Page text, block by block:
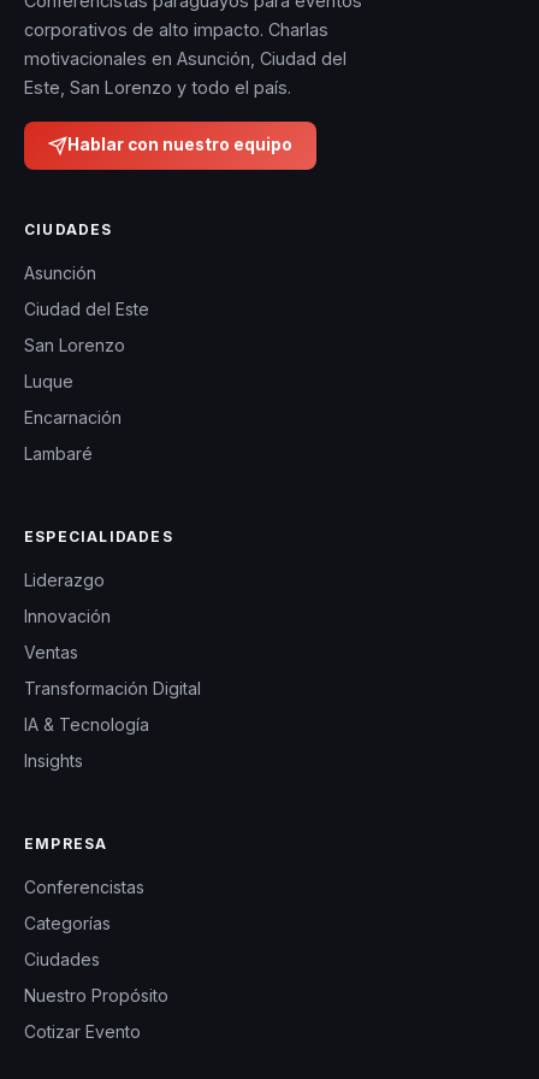
corporativos de alto impacto. Charlas
motivacionales en Asunción, Ciudad del
Este, San Lorenzo y todo el país.
Hablar con nuestro equipo
CIUDADES
Asunción
Ciudad del Este
San Lorenzo
Luque
Encarnación
Lambaré
ESPECIALIDADES
Liderazgo
Innovación
Ventas
Transformación Digital
IA & Tecnología
Insights
EMPRESA
Conferencistas
Categorías
Ciudades
Nuestro Propósito
Cotizar Evento